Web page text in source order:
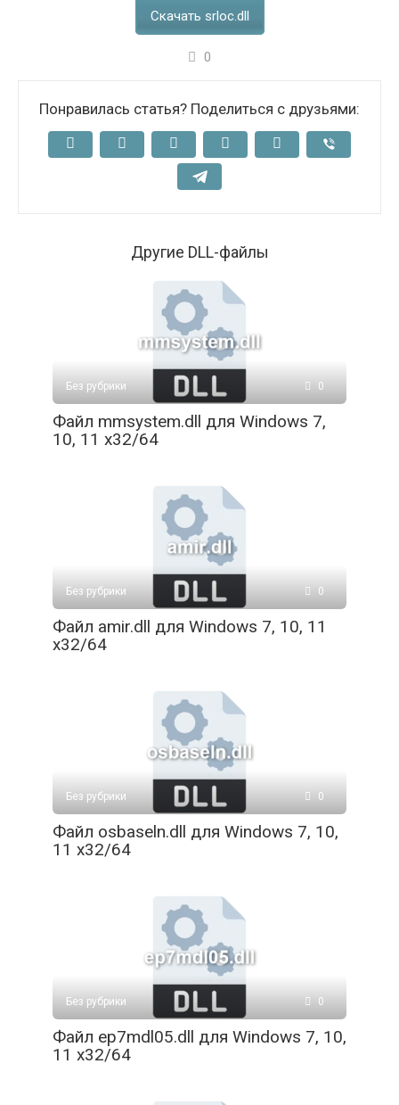
Скачать srloc.dll
0
Понравилась статья? Поделиться с друзьями:
Другие DLL-файлы
Без рубрики 0
Файл mmsystem.dll для Windows 7,
10, 11 x32/64
Без рубрики 0
Файл amir.dll для Windows 7, 10, 11
x32/64
Без рубрики 0
Файл osbaseln.dll для Windows 7, 10,
11 x32/64
Без рубрики 0
Файл ep7mdl05.dll для Windows 7, 10,
11 x32/64